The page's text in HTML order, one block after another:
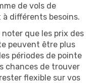
de vols de
différents besoins.
que les prix des
peuvent être plus
périodes de pointe
chances de trouver
flexible sur vos